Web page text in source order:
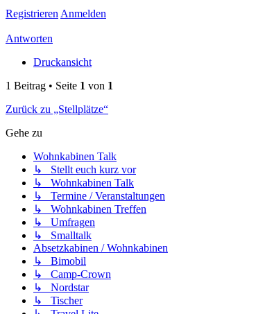
Registrieren Anmelden
Antworten
Druckansicht
1 Beitrag • Seite 1 von 1
Zurück zu „Stellplätze“
Gehe zu
Wohnkabinen Talk
↳ Stellt euch kurz vor
↳ Wohnkabinen Talk
↳ Termine / Veranstaltungen
↳ Wohnkabinen Treffen
↳ Umfragen
↳ Smalltalk
Absetzkabinen / Wohnkabinen
↳ Bimobil
↳ Camp-Crown
↳ Nordstar
↳ Tischer